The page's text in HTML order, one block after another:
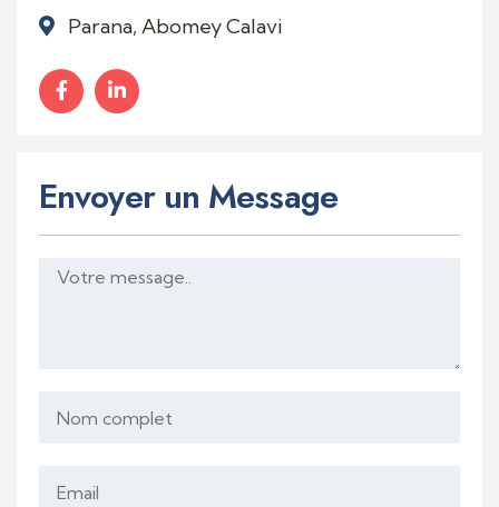
Parana, Abomey Calavi
Envoyer un Message